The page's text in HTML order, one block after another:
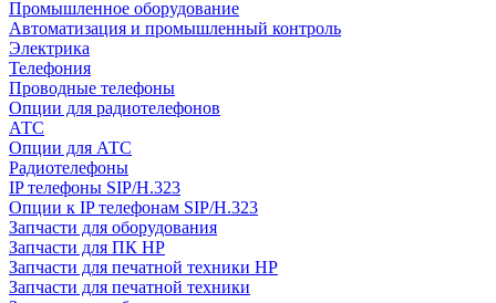
Промышленное оборудование
Автоматизация и промышленный контроль
Электрика
Телефония
Проводные телефоны
Опции для радиотелефонов
АТС
Опции для АТС
Радиотелефоны
IP телефоны SIP/H.323
Опции к IP телефонам SIP/H.323
Запчасти для оборудования
Запчасти для ПК HP
Запчасти для печатной техники HP
Запчасти для печатной техники